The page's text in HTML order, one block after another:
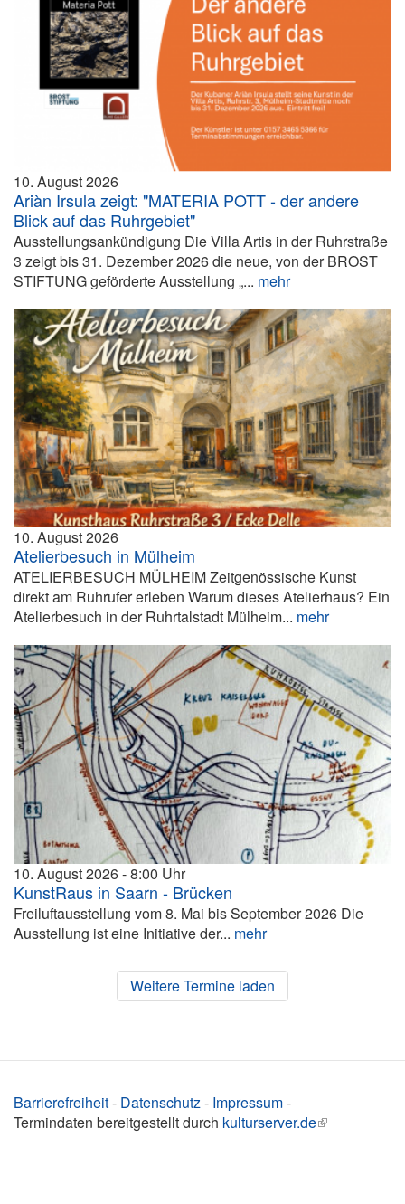
10. August 2026
Ariàn Irsula zeigt: "MATERIA POTT - der andere
Blick auf das Ruhrgebiet"
Ausstellungsankündigung Die Villa Artis in der Ruhrstraße
3 zeigt bis 31. Dezember 2026 die neue, von der BROST
STIFTUNG geförderte Ausstellung „... mehr
10. August 2026
Atelierbesuch in Mülheim
ATELIERBESUCH MÜLHEIM Zeitgenössische Kunst
direkt am Ruhrufer erleben Warum dieses Atelierhaus? Ein
Atelierbesuch in der Ruhrtalstadt Mülheim... mehr
10. August 2026 8:00
KunstRaus in Saarn - Brücken
Freiluftausstellung vom 8. Mai bis September 2026 Die
Ausstellung ist eine Initiative der... mehr
Weitere Termine laden
Barrierefreiheit- Datenschutz - Impressum-
Termindaten bereitgestellt durch kulturserver.de